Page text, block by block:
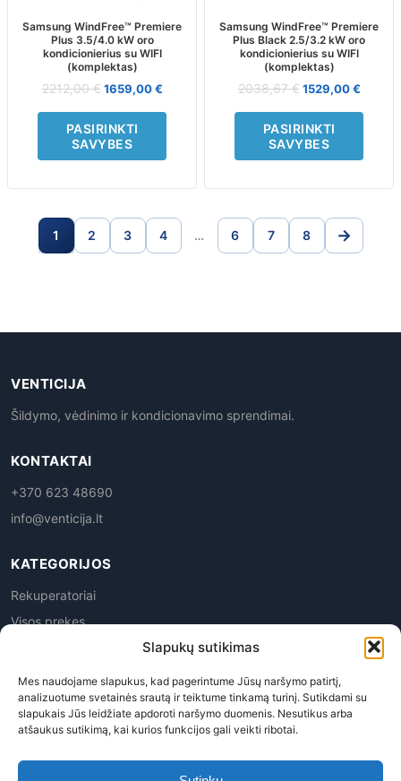
Slapukų sutikimas
Mes naudojame slapukus, kad pagerintume Jūsų naršymo patirtį,
analizuotume svetainės srautą ir teiktume tinkamą turinį. Sutikdami su
slapukais Jūs leidžiate apdoroti naršymo duomenis. Nesutikus arba
atšaukus sutikimą, kai kurios funkcijos gali veikti ribotai.
Samsung WindFree™ Premiere
Plus 3.5/4.0 kW oro
kondicionierius su WIFI
(komplektas)
2212,00€ 1659,00€
PASIRINKTI
SAVYBES
may
be
chosen
on
the
product
page
Samsung WindFree™ Premiere
Plus Black 2.5/3.2 kW oro
kondicionierius su WIFI
(komplektas)
2038,67€ 1529,00€
PASIRINKTI
SAVYBES
may
be
chosen
on
the
product
page
1 2 3 4 … 6 7 8 →
VENTICIJA
Šildymo, vėdinimo ir kondicionavimo sprendimai.
KONTAKTAI
+370 623 48690
info@venticija.lt
KATEGORIJOS
Rekuperatoriai
Visos prekes
Privatumo politika | Prekių grąžinimas | Pirkimo